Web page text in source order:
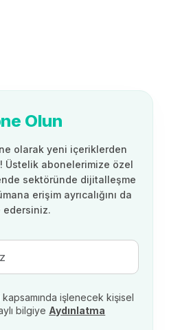
Olun
olarak yeni içeriklerden
Üstelik abonelerimize özel
sektöründe dijitalleşme
erişim ayrıcalığını da
edersiniz.
işlenecek kişisel
bilgiye Aydınlatma